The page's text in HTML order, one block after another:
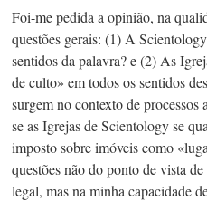
Foi-mepedida a opinião, na
questões gerais: (1) A
sentidos da palavra? e (2) As
de culto» em todos os sentidos
surgem no contexto de
se as Igrejas de Scientology se
imposto sobre imóveis como
questões não do ponto de vista
legal, mas na minha capacidade